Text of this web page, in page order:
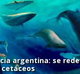
argentina: se